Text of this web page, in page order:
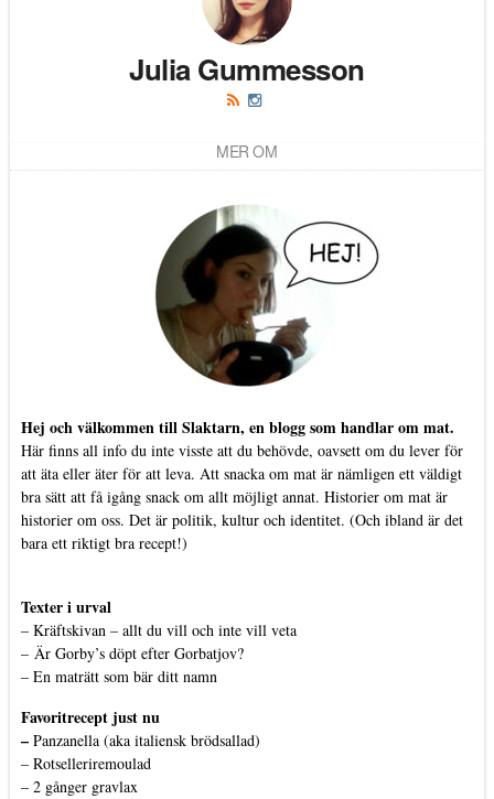
Julia Gummesson
MER OM
Hej och välkommen till Slaktarn, en blogg som handlar om mat.
Här finns all info du inte visste att du behövde, oavsett om du lever för
att äta eller äter för att leva. Att snacka om mat är nämligen ett väldigt
bra sätt att få igång snack om allt möjligt annat. Historier om mat är
historier om oss. Det är politik, kultur och identitet. (Och ibland är det
bara ett riktigt bra recept!)
Texter i urval
– Kräftskivan – allt du vill och inte vill veta
– Är Gorby’s döpt efter Gorbatjov?
– En maträtt som bär ditt namn
Favoritrecept just nu
– Panzanella (aka italiensk brödsallad)
– Rotselleriremoulad
– 2 gånger gravlax